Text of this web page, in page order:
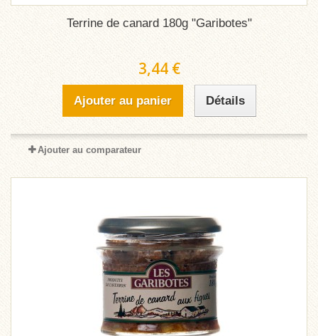
Terrine de canard 180g "Garibotes"
3,44 €
Ajouter au panier Détails
Ajouter au comparateur